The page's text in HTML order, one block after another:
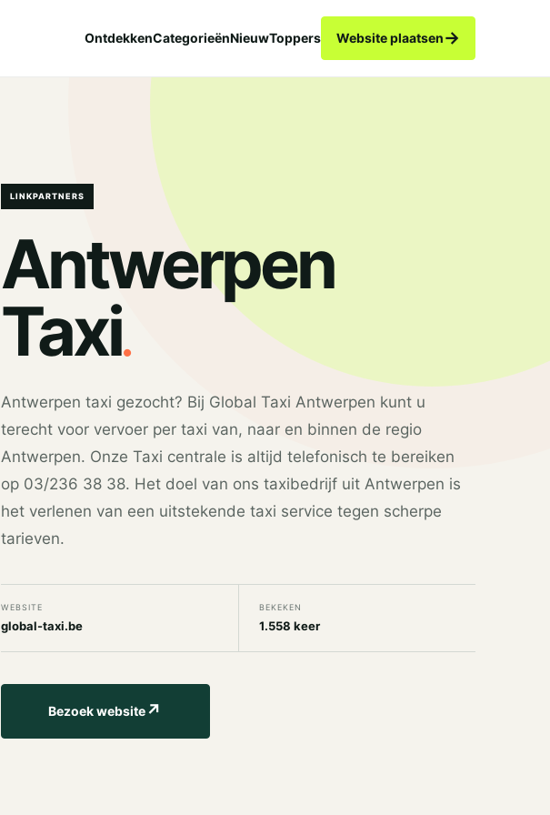
OntdekkenCategorieënNieuwToppers Website plaatsen→
LINKPARTNERS
Antwerpen
Taxi.
Antwerpen taxi gezocht? Bij Global Taxi Antwerpen kunt u
terecht voor vervoer per taxi van, naar en binnen de regio
Antwerpen. Onze Taxi centrale is altijd telefonisch te bereiken
op 03/236 38 38. Het doel van ons taxibedrijf uit Antwerpen is
het verlenen van een uitstekende taxi service tegen scherpe
tarieven.
WEBSITE
global-taxi.be
BEKEKEN
1.558 keer
Bezoek website↗